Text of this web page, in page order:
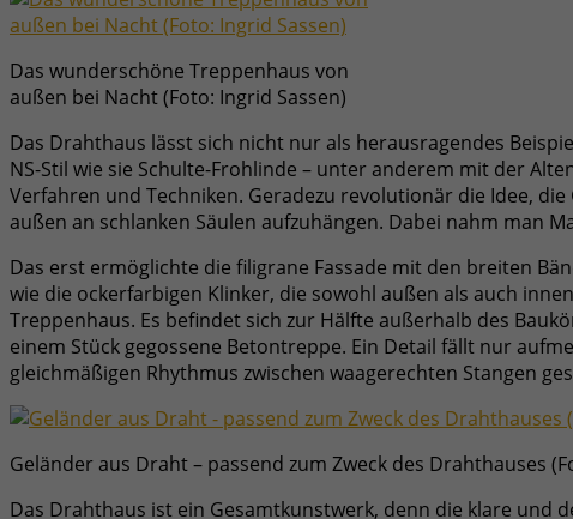
Das wunderschöne Treppenhaus von
außen bei Nacht (Foto: Ingrid Sassen)
Das Drahthaus lässt sich nicht nur als herausragendes
NS-Stil wie sie Schulte-Frohlinde – unter anderem mit der
Verfahren und Techniken. Geradezu revolutionär die Idee,
außen an schlanken Säulen aufzuhängen. Dabei nahm man
Das erst ermöglichte die filigrane Fassade mit den breiten
wie die ockerfarbigen Klinker, die sowohl außen als auch
Treppenhaus. Es befindet sich zur Hälfte außerhalb des
einem Stück gegossene Betontreppe. Ein Detail fällt nur
gleichmäßigen Rhythmus zwischen waagerechten Stangen
Geländer aus Draht – passend zum Zweck des Drahthauses
Das Drahthaus ist ein Gesamtkunstwerk, denn die klare und